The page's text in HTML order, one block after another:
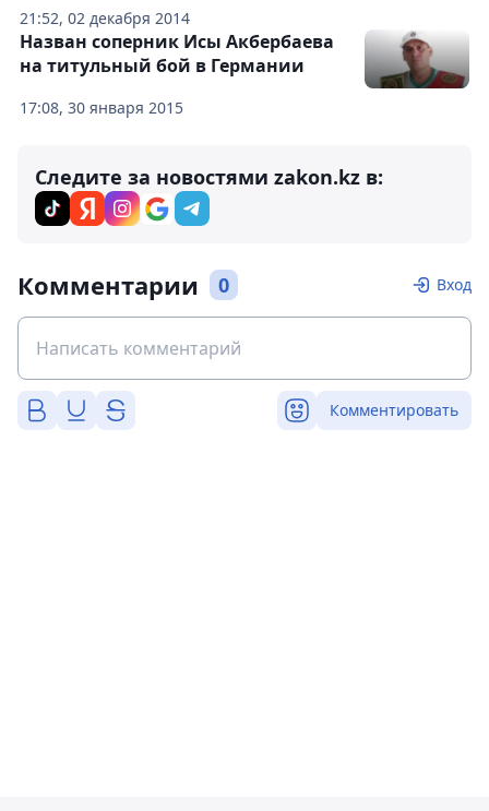
21:52, 02 декабря 2014
17:08, 30 января 2015
Назван соперник Исы Акбербаева
на титульный бой в Германии
Следите за новостями zakon.kz в:
Комментарии 0 Вход
Комментировать